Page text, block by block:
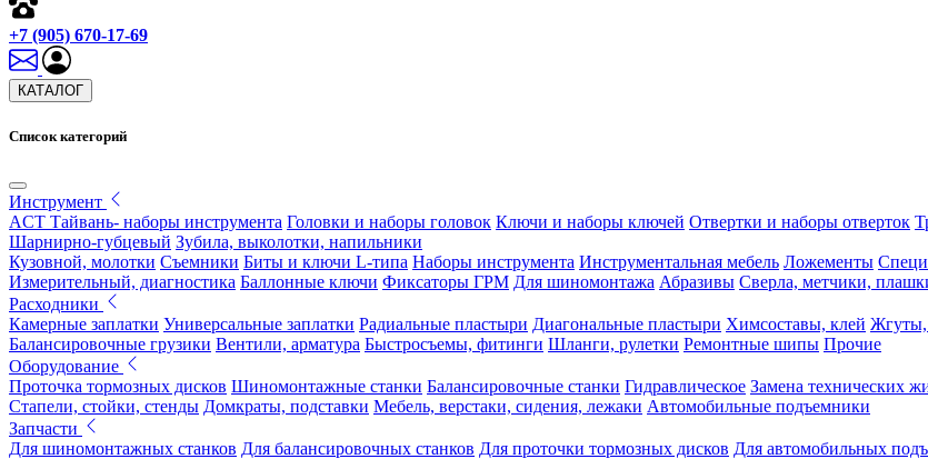
+7 (905) 670-17-69
КАТАЛОГ
Список категорий
Инструмент
ACT Тайвань- наборы инструмента Головки и наборы головок Ключи и наборы ключей Отвертки и наборы отверток
Шарнирно-губцевый Зубила, выколотки, напильники
Кузовной, молотки Съемники Биты и ключи L-типа Наборы инструмента Инструментальная мебель Ложементы
Измерительный, диагностика Баллонные ключи Фиксаторы ГРМ Для шиномонтажа Абразивы Сверла, метчики,
Расходники
Камерные заплатки Универсальные заплатки Радиальные пластыри Диагональные пластыри Химсоставы, клей Жгуты,
Балансировочные грузики Вентили, арматура Быстросъемы, фитинги Шланги, рулетки Ремонтные шипы Прочие
Оборудование
Проточка тормозных дисков Шиномонтажные станки Балансировочные станки Гидравлическое Замена технических
Стапели, стойки, стенды Домкраты, подставки Мебель, верстаки, сидения, лежаки Автомобильные подъемники
Запчасти
Для шиномонтажных станков Для балансировочных станков Для проточки тормозных дисков Для автомобильных